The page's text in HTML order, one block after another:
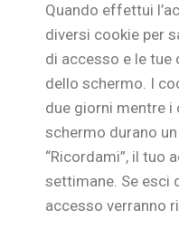
Quando effettui
diversi cookie per
di accesso e le tue
dello schermo. I
due giorni mentre i
schermo durano
“Ricordami”, il tuo
settimane. Se esci
accesso verranno